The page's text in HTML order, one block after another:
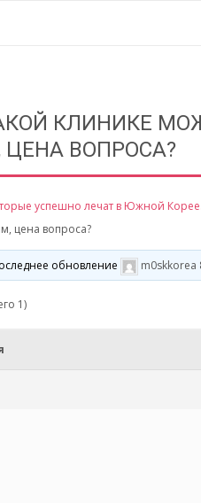
КЛИНИКЕ
ВОПРОСА?
успешно лечат в Южной
цена вопроса?
обновление m0skkorea
1)